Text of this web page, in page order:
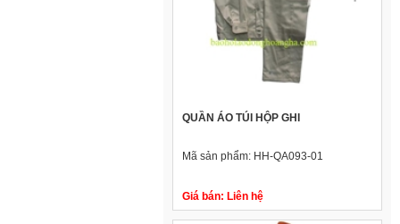
QUẦN ÁO TÚI HỘP GHI
Mã sản phẩm: HH-QA093-01
Giá bán: Liên hệ